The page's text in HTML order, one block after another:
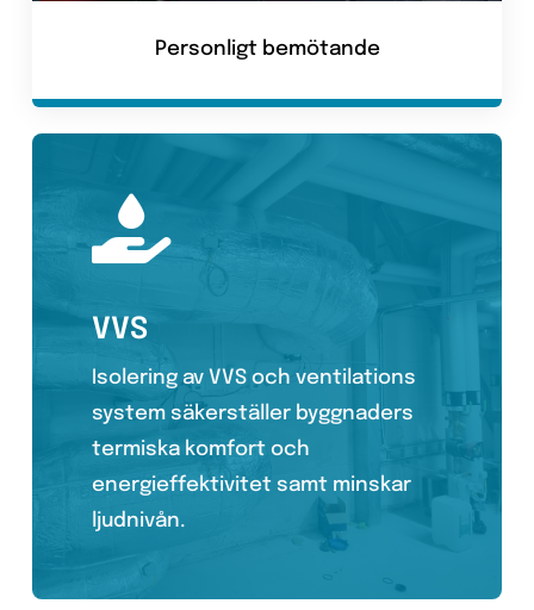
Personligt bemötande
VVS
Isolering av VVS och ventilations
system säkerställer byggnaders
termiska komfort och
energieffektivitet samt minskar
ljudnivån.